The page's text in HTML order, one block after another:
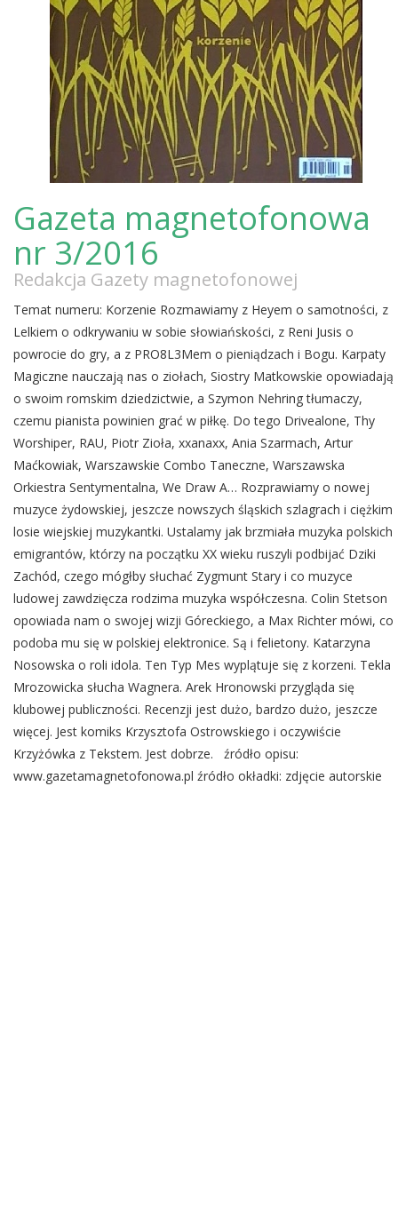
Gazeta magnetofonowa
nr 3/2016
Redakcja Gazety magnetofonowej
Temat numeru: Korzenie Rozmawiamy z Heyem o samotności, z
Lelkiem o odkrywaniu w sobie słowiańskości, z Reni Jusis o
powrocie do gry, a z PRO8L3Mem o pieniądzach i Bogu. Karpaty
Magiczne nauczają nas o ziołach, Siostry Matkowskie opowiadają
o swoim romskim dziedzictwie, a Szymon Nehring tłumaczy,
czemu pianista powinien grać w piłkę. Do tego Drivealone, Thy
Worshiper, RAU, Piotr Zioła, xxanaxx, Ania Szarmach, Artur
Maćkowiak, Warszawskie Combo Taneczne, Warszawska
Orkiestra Sentymentalna, We Draw A… Rozprawiamy o nowej
muzyce żydowskiej, jeszcze nowszych śląskich szlagrach i ciężkim
losie wiejskiej muzykantki. Ustalamy jak brzmiała muzyka polskich
emigrantów, którzy na początku XX wieku ruszyli podbijać Dziki
Zachód, czego mógłby słuchać Zygmunt Stary i co muzyce
ludowej zawdzięcza rodzima muzyka współczesna. Colin Stetson
opowiada nam o swojej wizji Góreckiego, a Max Richter mówi, co
podoba mu się w polskiej elektronice. Są i felietony. Katarzyna
Nosowska o roli idola. Ten Typ Mes wyplątuje się z korzeni. Tekla
Mrozowicka słucha Wagnera. Arek Hronowski przygląda się
klubowej publiczności. Recenzji jest dużo, bardzo dużo, jeszcze
więcej. Jest komiks Krzysztofa Ostrowskiego i oczywiście
Krzyżówka z Tekstem. Jest dobrze. źródło opisu:
www.gazetamagnetofonowa.pl źródło okładki: zdjęcie autorskie